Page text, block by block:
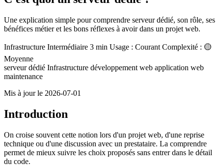
Une explication simple pour comprendre serveur dédié, son rôle, ses
bénéfices métier et les bons réflexes à avoir dans un projet web.
Infrastructure Intermédiaire 3 min Usage : Courant Complexité : 🟡
Moyenne
serveur dédié Infrastructure développement web application web
maintenance
Mis à jour le 2026-07-01
Introduction
On croise souvent cette notion lors d'un projet web, d'une reprise
technique ou d'une discussion avec un prestataire. La comprendre
permet de mieux suivre les choix proposés sans entrer dans le détail
du code.